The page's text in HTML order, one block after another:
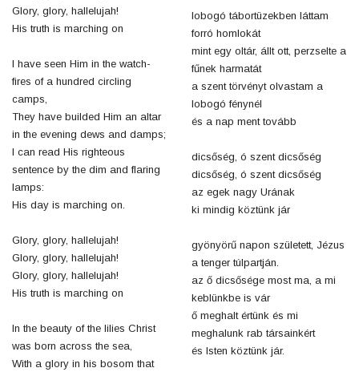
Glory, glory, hallelujah!
His truth is marching on
I have seen Him in the watch-
fires of a hundred circling
camps,
They have builded Him an altar
in the evening dews and damps;
I can read His righteous
sentence by the dim and flaring
lamps:
His day is marching on.
Glory, glory, hallelujah!
Glory, glory, hallelujah!
Glory, glory, hallelujah!
His truth is marching on
In the beauty of the lilies Christ
was born across the sea,
With a glory in his bosom that
lobogó tábortüzekben láttam
forró homlokát
mint egy oltár, állt ott, perzselte a
fűnek harmatát
a szent törvényt olvastam a
lobogó fénynél
és a nap ment tovább
dicsőség, ó szent dicsőség
dicsőség, ó szent dicsőség
az egek nagy Urának
ki mindig köztünk jár
gyönyörű napon született, Jézus
a tenger túlpartján.
az ő dicsősége most ma, a mi
keblünkbe is vár
ő meghalt értünk és mi
meghalunk rab társainkért
és Isten köztünk jár.